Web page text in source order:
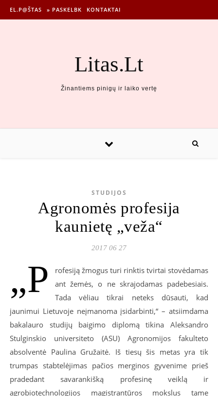
EL.P@ŠTAS » PASKELBK KONTAKTAI
Litas.Lt
Žinantiems pinigų ir laiko vertę
STUDIJOS
Agronomės profesija
kaunietę „veža“
2017 06 27
„P
rofesiją žmogus turi rinktis tvirtai stovėdamas
ant žemės, o ne skrajodamas padebesiais.
Tada vėliau tikrai neteks dūsauti, kad
jaunimui Lietuvoje neįmanoma įsidarbinti,“ – atsiimdama
bakalauro studijų baigimo diplomą tikina Aleksandro
Stulginskio universiteto (ASU) Agronomijos fakulteto
absolventė Paulina Gružaitė. Iš tiesų šis metas yra tik
trumpas stabtelėjimas pačios merginos gyvenime prieš
pradedant savarankišką profesinę veiklą ir
agrobiotechnologijos magistrantūros mokslus tame